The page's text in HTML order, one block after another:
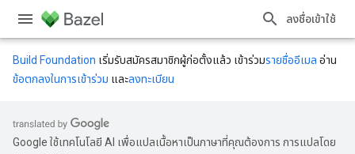
ลงชื่อเข้าใช้
Build Foundation เริ่มรับสมัครสมาชิกผู้ก่อตั้งแล้ว เข้าร่วมรายชื่ออีเมล อ่าน
ข้อตกลงในการเข้าร่วม และลงทะเบียน
Google ใช้เทคโนโลยี AI เพื่อแปลเนื้อหาเป็นภาษาที่คุณต้องการ การแปลโดย